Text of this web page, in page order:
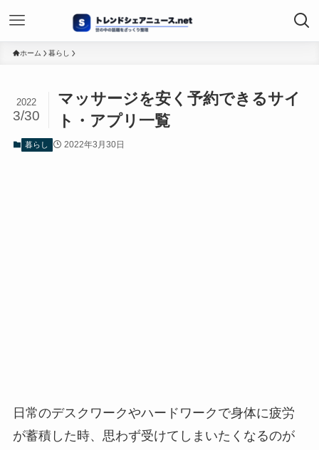
ホーム 暮らし
マッサージを安く予約できるサイ
ト・アプリ一覧
2022
3/30
暮らし 2022年3月30日
日常のデスクワークやハードワークで身体に疲労
が蓄積した時、思わず受けてしまいたくなるのが